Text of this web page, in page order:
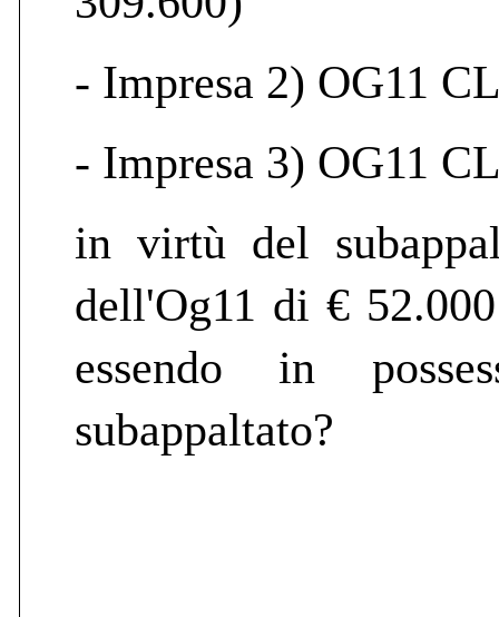
- Impresa 2) OG11
- Impresa 3) OG11
in virtù del
dell'Og11 di €
essendo in
subappaltato?